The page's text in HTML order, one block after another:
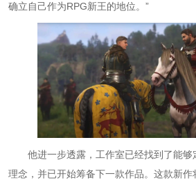
确立自己作为RPG新王的地位。”
他进一步透露，工作室已经找到了能够
理念，并已开始筹备下一款作品。这款新